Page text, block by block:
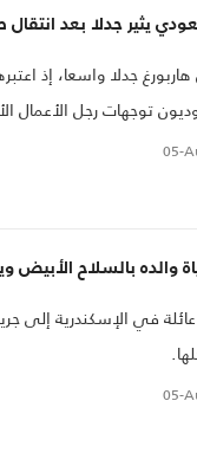
يثير جدلا بعد انتقال
هاربورغ جدلا واسعا، إذ
توجهات رجل الأعمال
فيها إلى إثارة الجدل.
05-
والده بالسلاح
في الإسكندرية إلى
05-